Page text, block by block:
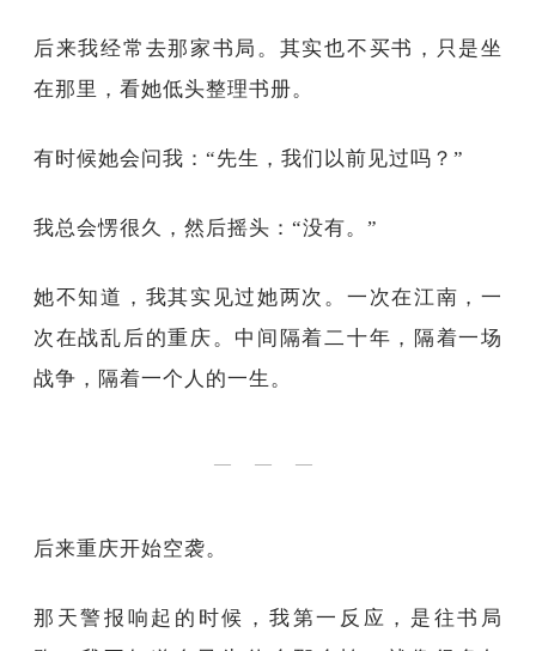
后来我经常去那家书局。其实也不买书，只是坐
在那里，看她低头整理书册。
有时候她会问我：“先生，我们以前见过吗？”
我总会愣很久，然后摇头：“没有。”
她不知道，我其实见过她两次。一次在江南，一
次在战乱后的重庆。中间隔着二十年，隔着一场
战争，隔着一个人的一生。
— — —
后来重庆开始空袭。
那天警报响起的时候，我第一反应，是往书局